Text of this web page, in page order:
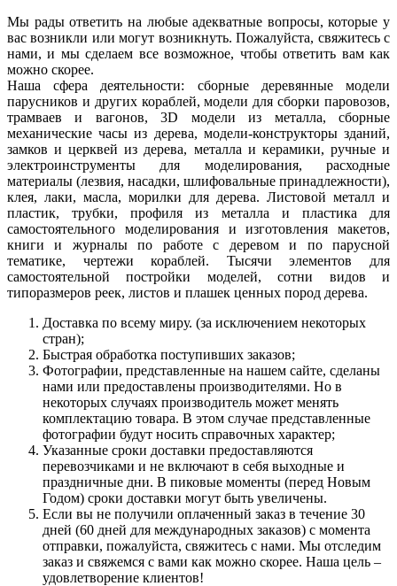
Мы рады ответить на любые адекватные вопросы, которые у
вас возникли или могут возникнуть. Пожалуйста, свяжитесь с
нами, и мы сделаем все возможное, чтобы ответить вам как
можно скорее.
Наша сфера деятельности: сборные деревянные модели
парусников и других кораблей, модели для сборки паровозов,
трамваев и вагонов, 3D модели из металла, сборные
механические часы из дерева, модели-конструкторы зданий,
замков и церквей из дерева, металла и керамики, ручные и
электроинструменты для моделирования, расходные
материалы (лезвия, насадки, шлифовальные принадлежности),
клея, лаки, масла, морилки для дерева. Листовой металл и
пластик, трубки, профиля из металла и пластика для
самостоятельного моделирования и изготовления макетов,
книги и журналы по работе с деревом и по парусной
тематике, чертежи кораблей. Тысячи элементов для
самостоятельной постройки моделей, сотни видов и
типоразмеров реек, листов и плашек ценных пород дерева.
Доставка по всему миру. (за исключением некоторых
стран);
Быстрая обработка поступивших заказов;
Фотографии, представленные на нашем сайте, сделаны
нами или предоставлены производителями. Но в
некоторых случаях производитель может менять
комплектацию товара. В этом случае представленные
фотографии будут носить справочных характер;
Указанные сроки доставки предоставляются
перевозчиками и не включают в себя выходные и
праздничные дни. В пиковые моменты (перед Новым
Годом) сроки доставки могут быть увеличены.
Если вы не получили оплаченный заказ в течение 30
дней (60 дней для международных заказов) с момента
отправки, пожалуйста, свяжитесь с нами. Мы отследим
заказ и свяжемся с вами как можно скорее. Наша цель –
удовлетворение клиентов!